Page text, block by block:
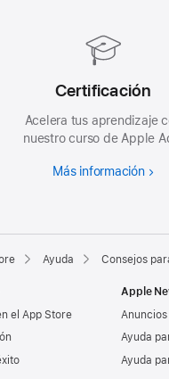
Certificación
Acelera tus aprendizaje
nuestro curso de Apple
Más información
Ayuda Consejos
el App Store
Apple
Ayuda
Ayuda